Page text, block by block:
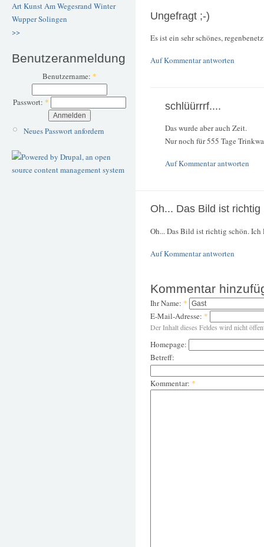
ArtKunstAm Wegesrand Winter
WupperSolingen
>>
Benutzeranmeldung
Benutzername: *
Passwort: *
Neues Passwort anfordern
Ungefragt ;-)
Es ist ein sehr schönes,
Auf Kommentar antworten
schlüürrrf....
Das wurde aber auch Zeit.
Nur noch für 555 Tage
Auf Kommentar antworten
Oh... Das Bild ist richtig
Oh... Das Bild ist richtig schön. Ich
Auf Kommentar antworten
Kommentar
Ihr Name: *
E-Mail-Adresse: *
Der Inhalt dieses Feldes wird nicht
Homepage:
Betreff:
Kommentar: *